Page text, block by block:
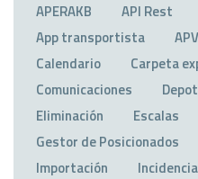
APERAKB
API Rest
App transportista
APV
Calendario
Carpeta
Comunicaciones
Eliminación
Escalas
Gestor de Posicionados
Importación